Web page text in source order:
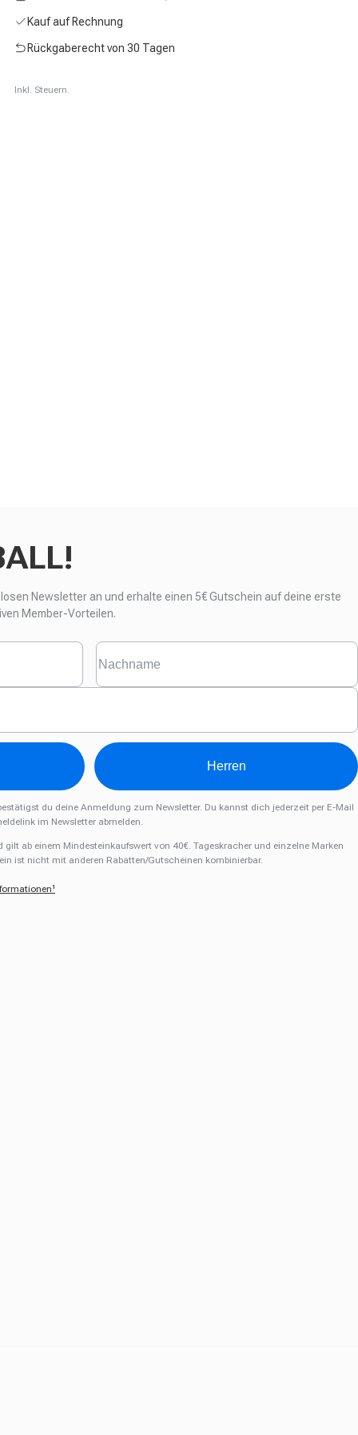
Kauf auf Rechnung
Rückgaberecht von 30 Tagen
Inkl. Steuern.
Newsletter an und erhalte einen 5€ Gutschein auf deine erste
Member-Vorteilen.
Herren
du deine Anmeldung zum Newsletter. Du kannst dich jederzeit per E-Mail
im Newsletter abmelden.
ab einem Mindesteinkaufswert von 40€. Tageskracher und einzelne Marken
ist nicht mit anderen Rabatten/Gutscheinen kombinierbar.